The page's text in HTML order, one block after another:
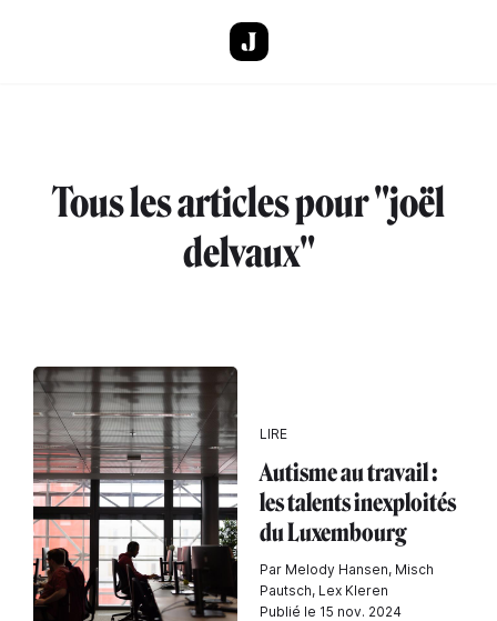
Tous les articles pour "joël
delvaux"
LIRE
Autisme au travail :
les talents inexploités
du Luxembourg
Par Melody Hansen, Misch
Pautsch, Lex Kleren
Publié le 15 nov. 2024